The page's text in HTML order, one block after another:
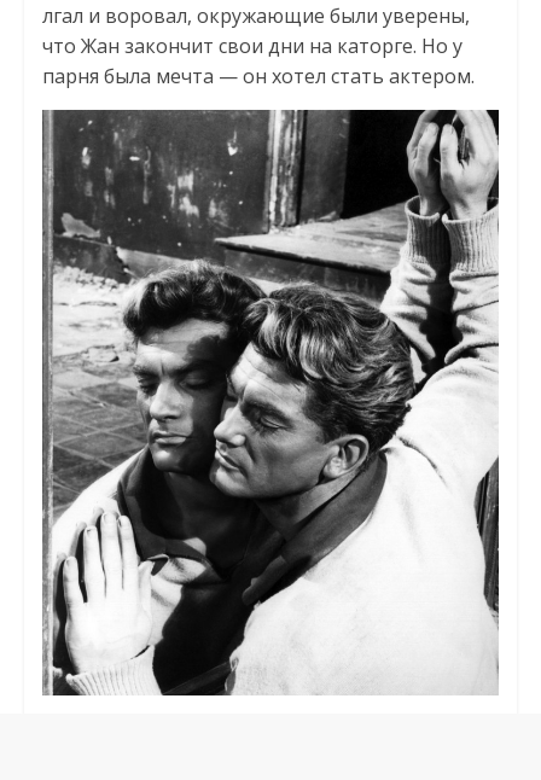
лгал и воровал, окружающие были уверены,
что Жан закончит свои дни на каторге. Но у
парня была мечта — он хотел стать актером.